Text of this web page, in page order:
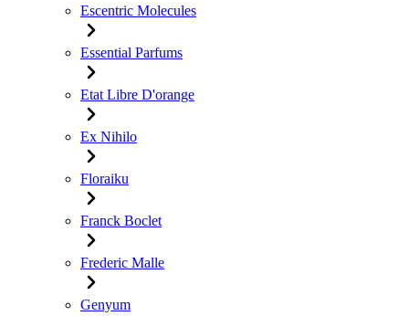
Escentric Molecules
Essential Parfums
Etat Libre D'orange
Ex Nihilo
Floraiku
Franck Boclet
Frederic Malle
Genyum